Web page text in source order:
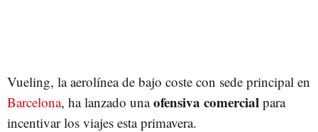
Vueling, la aerolínea de bajo coste con sede principal en
Barcelona, ha lanzado unaofensiva comercial para
incentivar los viajes esta primavera.